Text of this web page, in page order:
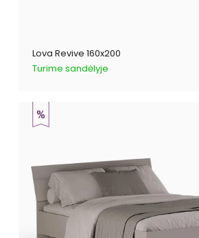
Lova Revive 160x200
Turime sandėlyje